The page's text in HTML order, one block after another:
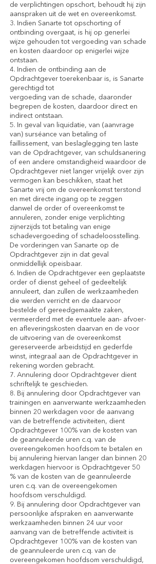
de verplichtingen opschort, behoudt hij zijn
aanspraken uit de wet en overeenkomst.
3. Indien Sanarte tot opschorting of
ontbinding overgaat, is hij op generlei
wijze gehouden tot vergoeding van schade
en kosten daardoor op enigerlei wijze
ontstaan.
4. Indien de ontbinding aan de
Opdrachtgever toerekenbaar is, is Sanarte
gerechtigd tot
vergoeding van de schade, daaronder
begrepen de kosten, daardoor direct en
indirect ontstaan.
5. In geval van liquidatie, van (aanvrage
van) surséance van betaling of
faillissement, van beslaglegging ten laste
van de Opdrachtgever, van schuldsanering
of een andere omstandigheid waardoor de
Opdrachtgever niet langer vrijelijk over zijn
vermogen kan beschikken, staat het
Sanarte vrij om de overeenkomst terstond
en met directe ingang op te zeggen
danwel de order of overeenkomst te
annuleren, zonder enige verplichting
zijnerzijds tot betaling van enige
schadevergoeding of schadeloosstelling.
De vorderingen van Sanarte op de
Opdrachtgever zijn in dat geval
onmiddellijk opeisbaar.
6. Indien de Opdrachtgever een geplaatste
order of dienst geheel of gedeeltelijk
annuleert, dan zullen de werkzaamheden
die werden verricht en de daarvoor
bestelde of gereedgemaakte zaken,
vermeerderd met de eventuele aan- afvoer-
en afleveringskosten daarvan en de voor
de uitvoering van de overeenkomst
gereserveerde arbeidstijd en gederfde
winst, integraal aan de Opdrachtgever in
rekening worden gebracht.
7. Annulering door Opdrachtgever dient
schriftelijk te geschieden.
8. Bij annulering door Opdrachtgever van
trainingen en aanverwante werkzaamheden
binnen 20 werkdagen voor de aanvang
van de betreffende activiteiten, dient
Opdrachtgever 100% van de kosten van
de geannuleerde uren c.q. van de
overeengekomen hoofdsom te betalen en
bij annulering hiervan langer dan binnen 20
werkdagen hiervoor is Opdrachtgever 50
% van de kosten van de geannuleerde
uren c.q. van de overeengekomen
hoofdsom verschuldigd.
9. Bij annulering door Opdrachtgever van
persoonlijke afspraken en aanverwante
werkzaamheden binnen 24 uur voor
aanvang van de betreffende activiteit is
Opdrachtgever 100% van de kosten van
de geannuleerde uren c.q. van de
overeengekomen hoofdsom verschuldigd,